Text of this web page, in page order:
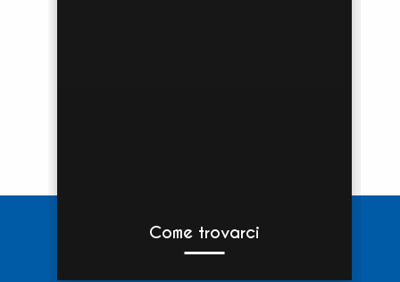
Come trovarci